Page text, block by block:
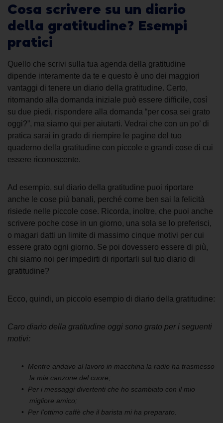
Cosa scrivere su un diario
della gratitudine? Esempi
pratici
Quello che scrivi sulla tua agenda della gratitudine
dipende interamente da te e questo è uno dei maggiori
vantaggi di tenere un diario della gratitudine. Certo,
ritornando alla domanda iniziale può essere difficile, così
su due piedi, rispondere alla domanda “per cosa sei grato
oggi?”, ma siamo qui per aiutarti. Vedrai che con un po’ di
pratica sarai in grado di riempire le pagine del tuo
quaderno della gratitudine con piccole e grandi cose di cui
essere riconoscente.
Ad esempio, sul diario della gratitudine puoi riportare
anche le cose più banali, perché come ben sai la felicità
risiede nelle piccole cose. Ricorda, inoltre, che puoi anche
scrivere poche cose in un giorno, una sola se lo preferisci,
o magari datti un limite di massimo cinque motivi per cui
essere grato ogni giorno. Se poi dovessero essere di più,
chi siamo noi per impedirti di riportarli sul tuo diario di
gratitudine?
Ecco, quindi, un piccolo esempio di diario della gratitudine:
Caro diario della gratitudine oggi sono grato per i seguenti
motivi:
Mentre andavo al lavoro in macchina la radio ha trasmesso
la mia canzone del cuore;
Per i messaggi divertenti che ho scambiato con il mio
migliore amico;
Per l’ottimo caffè che il barista mi ha preparato.